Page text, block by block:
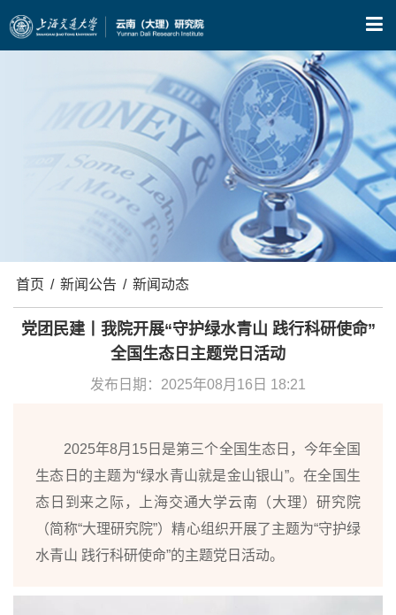
X
首页 / 新闻公告 / 新闻动态
党团民建丨我院开展“守护绿水青山 践行科研使命”
全国生态日主题党日活动
发布日期：2025年08月16日 18:21
2025年8月15日是第三个全国生态日，今年全国
生态日的主题为“绿水青山就是金山银山”。在全国生
态日到来之际，上海交通大学云南（大理）研究院
（简称“大理研究院”）精心组织开展了主题为“守护绿
水青山 践行科研使命”的主题党日活动。